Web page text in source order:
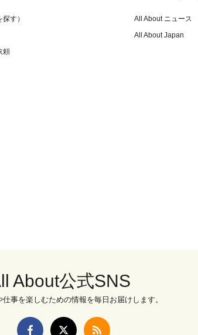
す）
頼
All About ニュース
All About Japan
About公式SNS
仕事を楽しむための情報を毎日お届けします。